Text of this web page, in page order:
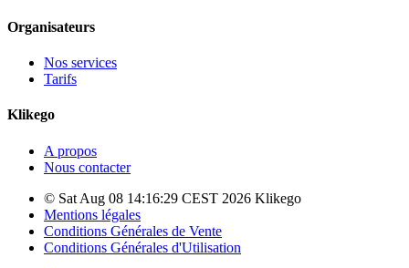
Organisateurs
Nos services
Tarifs
Klikego
A propos
Nous contacter
© Sat Aug 08 14:16:29 CEST 2026 Klikego
Mentions légales
Conditions Générales de Vente
Conditions Générales d'Utilisation